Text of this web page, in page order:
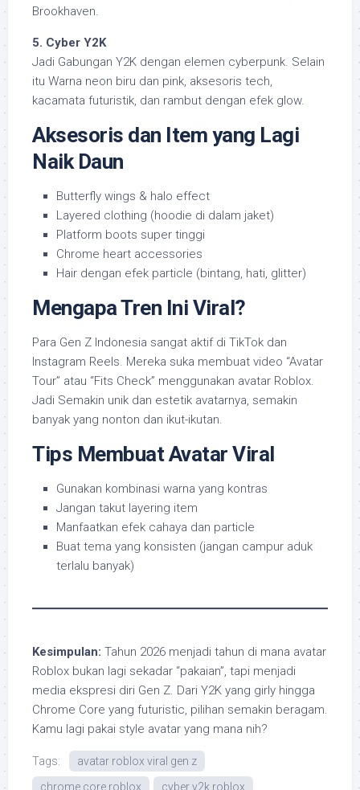
Brookhaven.
5. Cyber Y2K
Jadi Gabungan Y2K dengan elemen cyberpunk. Selain
itu Warna neon biru dan pink, aksesoris tech,
kacamata futuristik, dan rambut dengan efek glow.
Aksesoris dan Item yang Lagi
Naik Daun
Butterfly wings & halo effect
Layered clothing (hoodie di dalam jaket)
Platform boots super tinggi
Chrome heart accessories
Hair dengan efek particle (bintang, hati, glitter)
Mengapa Tren Ini Viral?
Para Gen Z Indonesia sangat aktif di TikTok dan
Instagram Reels. Mereka suka membuat video “Avatar
Tour” atau “Fits Check” menggunakan avatar Roblox.
Jadi Semakin unik dan estetik avatarnya, semakin
banyak yang nonton dan ikut-ikutan.
Tips Membuat Avatar Viral
Gunakan kombinasi warna yang kontras
Jangan takut layering item
Manfaatkan efek cahaya dan particle
Buat tema yang konsisten (jangan campur aduk
terlalu banyak)
Kesimpulan: Tahun 2026 menjadi tahun di mana avatar
Roblox bukan lagi sekadar “pakaian”, tapi menjadi
media ekspresi diri Gen Z. Dari Y2K yang girly hingga
Chrome Core yang futuristic, pilihan semakin beragam.
Kamu lagi pakai style avatar yang mana nih?
Tags:
avatar roblox viral gen z
chrome core roblox
cyber y2k roblox